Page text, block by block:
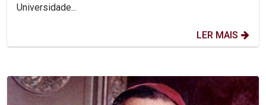
Universidade...
LER MAIS